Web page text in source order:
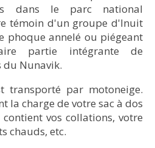
Qurlutuarjuq (pourvu
à l’huile, une grande
qu’une pièce centrale
dans le parc national
témoin d'un groupe d'Inuit
phoque annelé ou piégeant
partie intégrante de
du Nunavik.
transporté par motoneige.
la charge de votre sac à dos
vos collations, votre
chauds, etc.​